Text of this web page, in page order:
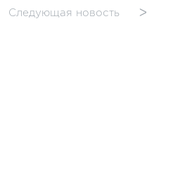
Следующая новость ᐳ